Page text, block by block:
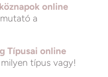
online
a
Típusai online
típus vagy!